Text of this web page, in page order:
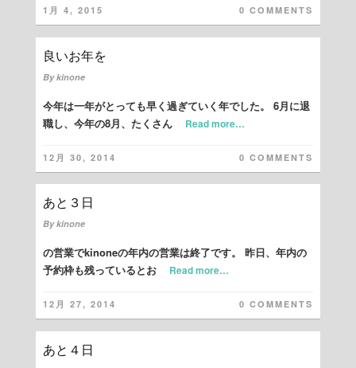
1月 4, 2015 0 COMMENTS
良いお年を
Bykinone
今年は一年がとっても早く過ぎていく年でした。 6月に退
職し、今年の8月、たくさん
Read more…
12月 30, 2014 0 COMMENTS
あと３日
Bykinone
の営業でkinoneの年内の営業は終了です。 昨日、年内の
予約枠も残っているとお
Read more…
12月 27, 2014 0 COMMENTS
あと４日